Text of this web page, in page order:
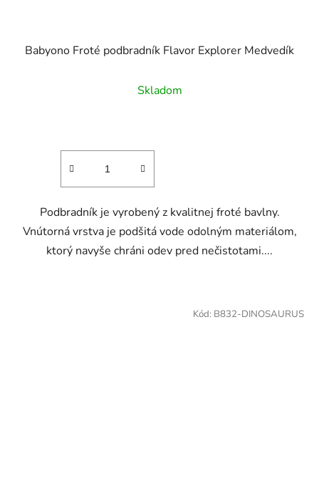
Babyono Froté podbradník Flavor Explorer Medvedík
Skladom
Podbradník je vyrobený z kvalitnej froté bavlny.
Vnútorná vrstva je podšitá vode odolným materiálom,
ktorý navyše chráni odev pred nečistotami....
Kód: B832-DINOSAURUS